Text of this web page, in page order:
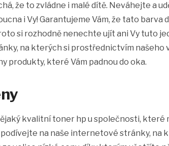
že to zvládne i malé dítě. Neváhejte a
i Vy! Garantujeme Vám, že tato barva
si rozhodně nenechte ujít ani Vy tuto
na kterých si prostřednictvím našeho
produkty, které Vám padnou do oka.
kvalitní toner hp u společnosti,
na naše internetové stránky,